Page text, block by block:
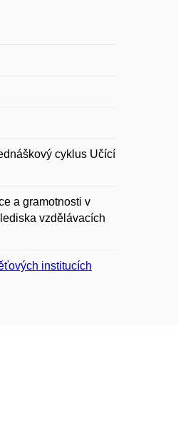
cyklus Učící
a gramotnosti v
vzdělávacích
institucích